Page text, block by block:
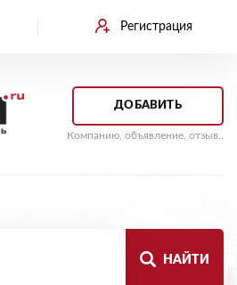
Регистрация
ДОБАВИТЬ
Компанию, объявление, отзыв..
НАЙТИ